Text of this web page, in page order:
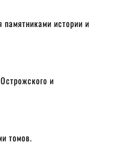
истории и
и
томов.